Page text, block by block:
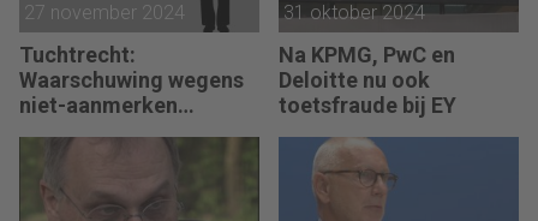
27 november 2024
Tuchtrecht:
Waarschuwing wegens
niet-aanmerken
juridische kosten als
aangelegenheid’
31 oktober 2024
Na KPMG, PwC en
Deloitte nu ook
toetsfraude bij EY